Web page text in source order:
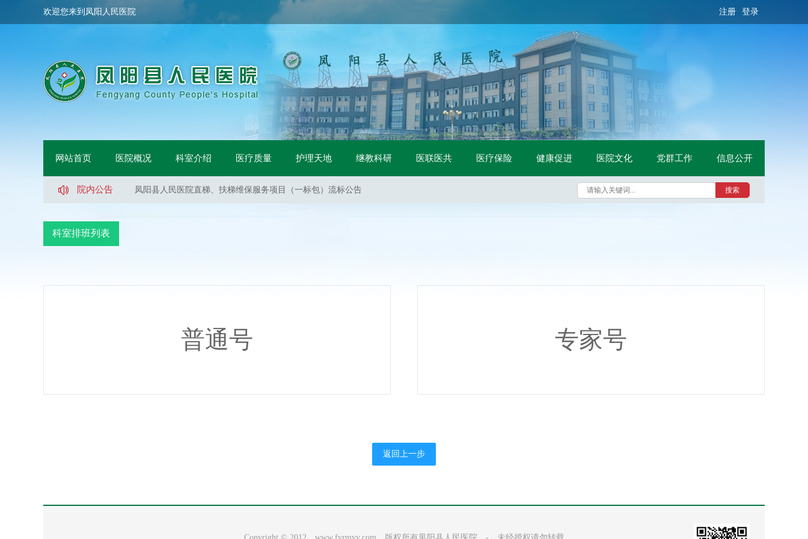
欢迎您来到凤阳人民医院 注册 登录
网站首页 医院概况 科室介绍 医疗质量 护理天地 继教科研 医联医共 医疗保险 健康促进 医院文化 党群工作 信息公开
院内公告
凤阳县人民医院医用液氧采购项目（二次）招标公告
凤阳县人民医院直梯、扶梯维保服务项目（二次）招标公告
凤阳县人民医院直梯、扶梯维保服务项目（一标包）流标公告
搜索
科室排班列表
普通号 专家号
返回上一步